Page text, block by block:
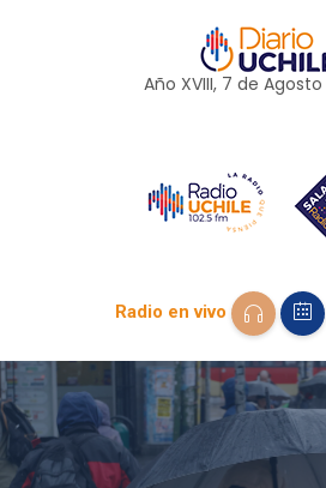
Año XVIII, 7 de Agosto
Radio en vivo